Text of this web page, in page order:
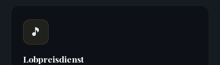
🎵
Lobpreisdienst